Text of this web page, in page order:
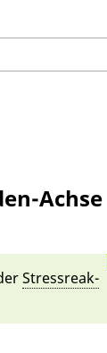
Achse
Stress­re­ak­